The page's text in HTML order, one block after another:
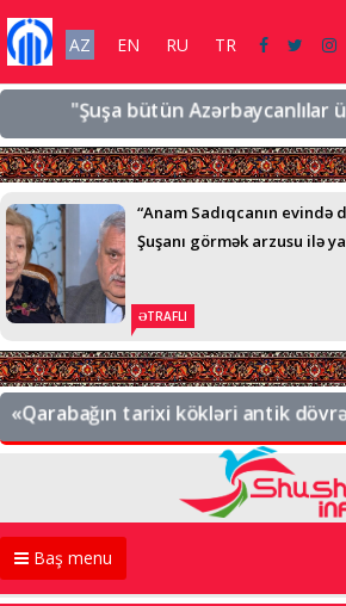
AZ EN RU TR
"Şuşa bütün Azərbaycanlılar
“Anam Sadıqcanın evində
Şuşanı görmək arzusu ilə
ƏTRAFLI
tarixi kökləri antik dövrə
Baş menu